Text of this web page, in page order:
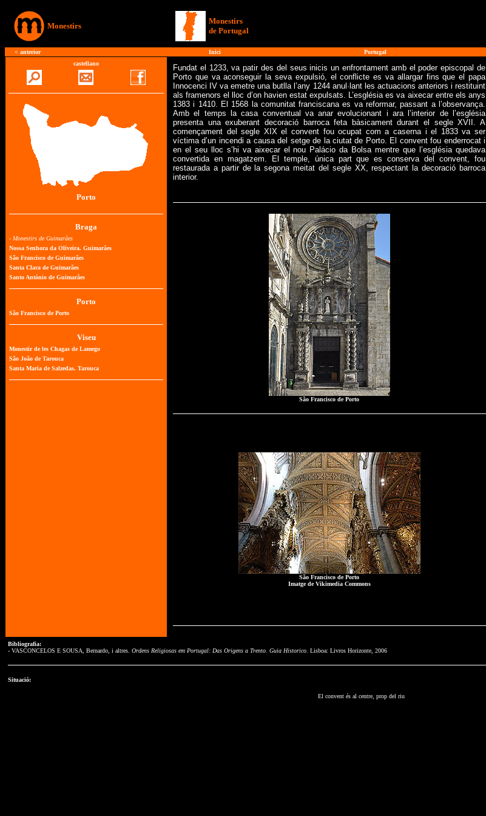
Monestirs
Monestirs
de Portugal
< anterior Inici Portugal
castellano
Porto
Fundat el 1233, va patir des del seus inicis un enfrontament amb el poder episcopal de
Porto que va aconseguir la seva expulsió, el conflicte es va allargar fins que el papa
Innocenci IV va emetre una butlla l’any 1244 anul·lant les actuacions anteriors i restituint
als framenors el lloc d’on havien estat expulsats. L’església es va aixecar entre els anys
1383 i 1410. El 1568 la comunitat franciscana es va reformar, passant a l’observança.
Amb el temps la casa conventual va anar evolucionant i ara l’interior de l’església
presenta una exuberant decoració barroca feta bàsicament durant el segle XVII. A
començament del segle XIX el convent fou ocupat com a caserna i el 1833 va ser
víctima d’un incendi a causa del setge de la ciutat de Porto. El convent fou enderrocat i
en el seu lloc s’hi va aixecar el nou Palácio da Bolsa mentre que l’església quedava
convertida en magatzem. El temple, única part que es conserva del convent, fou
restaurada a partir de la segona meitat del segle XX, respectant la decoració barroca
interior.
São Francisco de Porto
São Francisco de Porto
Imatge de Vikimedia Commons
Bibliografia:
- VASCONCELOS E SOUSA, Bernardo, i altres. Ordens Religiosas em Portugal: Das Origens a Trento. Guia Historico . Lisboa: Livros Horizonte, 2006
Situació:
El convent és al centre, prop del riu